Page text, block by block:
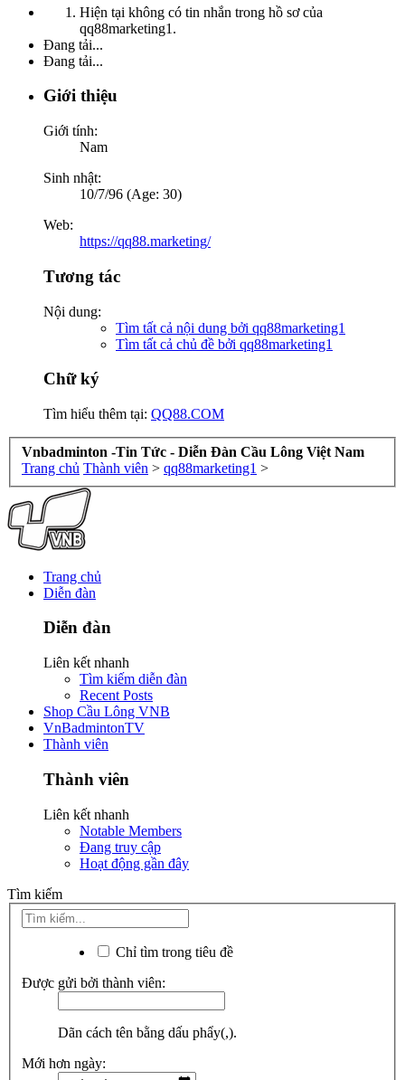
Hiện tại không có tin nhắn trong hồ sơ của
qq88marketing1.
Đang tải...
Đang tải...
Giới thiệu
Giới tính:
Nam
Sinh nhật:
10/7/96 (Age: 30)
Web:
https://qq88.marketing/
Tương tác
Nội dung:
Tìm tất cả nội dung bởi qq88marketing1
Tìm tất cả chủ đề bởi qq88marketing1
Chữ ký
Tìm hiểu thêm tại: QQ88.COM
Vnbadminton -Tin Tức - Diễn Đàn Cầu Lông Việt Nam
Trang chủ Thành viên > qq88marketing1 >
Trang chủ
Diễn đàn
Diễn đàn
Liên kết nhanh
Tìm kiếm diễn đàn
Recent Posts
Shop Cầu Lông VNB
VnBadmintonTV
Thành viên
Thành viên
Liên kết nhanh
Notable Members
Đang truy cập
Hoạt động gần đây
Tìm kiếm
Chỉ tìm trong tiêu đề
Được gửi bởi thành viên:
Dãn cách tên bằng dấu phẩy(,).
Mới hơn ngày: